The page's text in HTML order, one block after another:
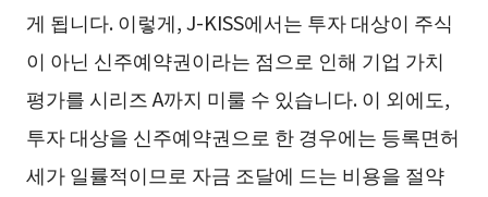
게 됩니다. 이렇게, J-KISS에서는 투자 대상이 주식
이 아닌 신주예약권이라는 점으로 인해 기업 가치
평가를 시리즈 A까지 미룰 수 있습니다. 이 외에도,
투자 대상을 신주예약권으로 한 경우에는 등록면허
세가 일률적이므로 자금 조달에 드는 비용을 절약